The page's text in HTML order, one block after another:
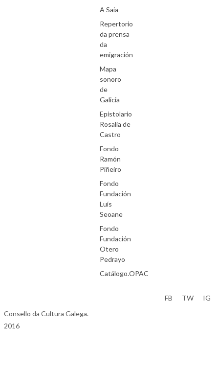
A Saia
Repertorio
da prensa
da
emigración
Mapa
sonoro
de
Galicia
Epistolario
Rosalía de
Castro
Fondo
Ramón
Piñeiro
Fondo
Fundación
Luís
Seoane
Fondo
Fundación
Otero
Pedrayo
Catálogo.OPAC
Consello da Cultura Galega.
2016
FB TW IG